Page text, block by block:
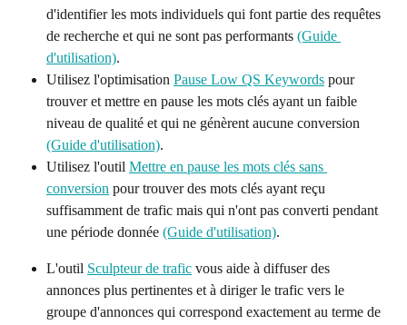
d'identifier les mots individuels qui font partie des requêtes
de recherche et qui ne sont pas performants (Guide
d'utilisation).
Utilisez l'optimisation Pause Low QS Keywords pour
trouver et mettre en pause les mots clés ayant un faible
niveau de qualité et qui ne génèrent aucune conversion
(Guide d'utilisation).
Utilisez l'outil Mettre en pause les mots clés sans
conversion pour trouver des mots clés ayant reçu
suffisamment de trafic mais qui n'ont pas converti pendant
une période donnée (Guide d'utilisation).
L'outil Sculpteur de trafic vous aide à diffuser des
annonces plus pertinentes et à diriger le trafic vers le
groupe d'annonces qui correspond exactement au terme de